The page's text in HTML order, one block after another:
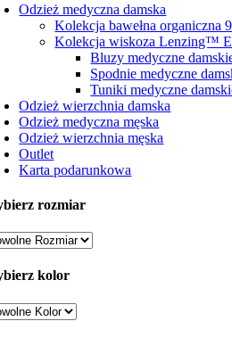
Odzież medyczna damska
Kolekcja bawełna organiczna
Kolekcja wiskoza Lenzing™
Bluzy medyczne
Spodnie medyczne
Tuniki medyczne
Odzież wierzchnia damska
Odzież medyczna męska
Odzież wierzchnia męska
Outlet
Karta podarunkowa
rozmiar
kolor